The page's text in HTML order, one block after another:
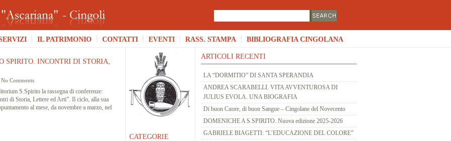
IL PATRIMONIO CONTATTI EVENTI RASS. STAMPA BIBLIOGRAFIA CINGOLANA
SPIRITO. INCONTRI DI STORIA,
No Comments
S.Spirito la rassegna di conferenze:
di Storia, Lettere ed Arti”. Il ciclo, alla sua
al mese, da novembre a marzo, nel
CATEGORIE
ARTICOLI RECENTI
LA “DORMITIO” DI SANTA SPERANDIA
ANDREA SCARABELLI. VITA AVVENTUROSA DI
JULIUS EVOLA. UNA BIOGRAFIA
Di buon Cuore, di buon Sangue – Cingolane del Novecento
DOMENICHE A S.SPIRITO. Nuova edizione 2025-2026
GABRIELE BIAGETTI: “L’EDUCAZIONE DEL COLORE”